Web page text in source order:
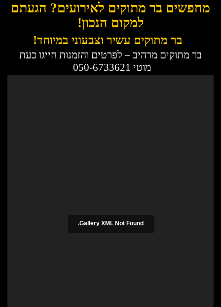
מחפשים בר מתוקים לאירועים? הגעתם
למקום הנכון!
בר מתוקים עשיר וצבעוני במיוחד!
בר מתוקים מרהיב – לפרטים והזמנות חייגו כעת
מוטי 050-6733621
Gallery XML Not Found.